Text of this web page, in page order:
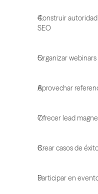
Construir
SEO
Organizar
Aprovechar
Ofrecer lead
Crear casos de
Participar en